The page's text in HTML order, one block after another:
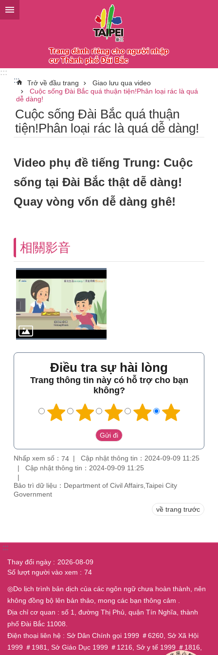
Chuyển đến khối nội dung chính
:::
:::
Trở về đầu trang
Giao lưu qua video
Cuộc sống Đài Bắc quá thuận tiện!Phân loại rác là quá
dễ dàng!
Cuộc sống Đài Bắc quá thuận
tiện!Phân loại rác là quá dễ dàng!
Video phụ đề tiếng Trung: Cuộc
sống tại Đài Bắc thật dễ dàng!
Quay vòng vốn dễ dàng ghê!
相關影音
Điều tra sự hài lòng
Trang thông tin này có hỗ trợ cho bạn
không?
Nhấp xem số： 74
Cập nhật thông tin：2024-09-09 11:25
Cập nhật thông tin：2024-09-09 11:25
Bảo trì dữ liệu：Department of Civil Affairs,Taipei City
Government
về trang trước
:::
Thay đổi ngày
2026-08-09
Số lượt người vào xem
74
◎Do lịch trình bản dịch của các ngôn ngữ chưa hoàn thành, nên
không đồng bộ lên bản thảo, mong các bạn thông cảm .
Địa chỉ cơ quan : số 1, đường Thị Phủ, quận Tín Nghĩa, thành
phố Đài Bắc 11008.
Điện thoại liên hệ : Sở Dân Chính gọi 1999 ＃6260, Sở Xã Hội
1999 ＃1981, Sở Giáo Dục 1999 ＃1216, Sở y tế 1999 ＃1816,